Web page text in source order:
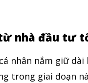
nhà đầu tư
nhân nắm giữ
trong giai đoạn